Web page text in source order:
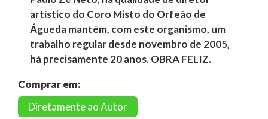
artístico do Coro Misto do Orfeão de
Águeda mantém, com este organismo, um
trabalho regular desde novembro de 2005,
há precisamente 20 anos. OBRA FELIZ.
Comprar em:
Diretamente ao Autor